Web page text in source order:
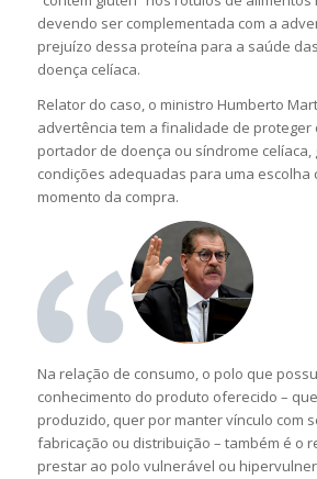
devendo ser complementada com a
prejuízo dessa proteína para a saúde
doença celíaca.
Relator do caso, o ministro Humberto
advertência tem a finalidade de proteger
portador de doença ou síndrome celíaca,
condições adequadas para uma escolha
momento da compra.
Na relação de consumo, o polo que
conhecimento do produto oferecido –
produzido, quer por manter vínculo com
fabricação ou distribuição – também é o
prestar ao polo vulnerável ou